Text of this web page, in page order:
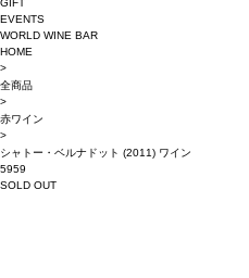
EVENTS
WORLD WINE BAR
HOME
>
全商品
>
赤ワイン
>
シャトー・ベルナドット (2011) ワイン
5959
SOLD OUT